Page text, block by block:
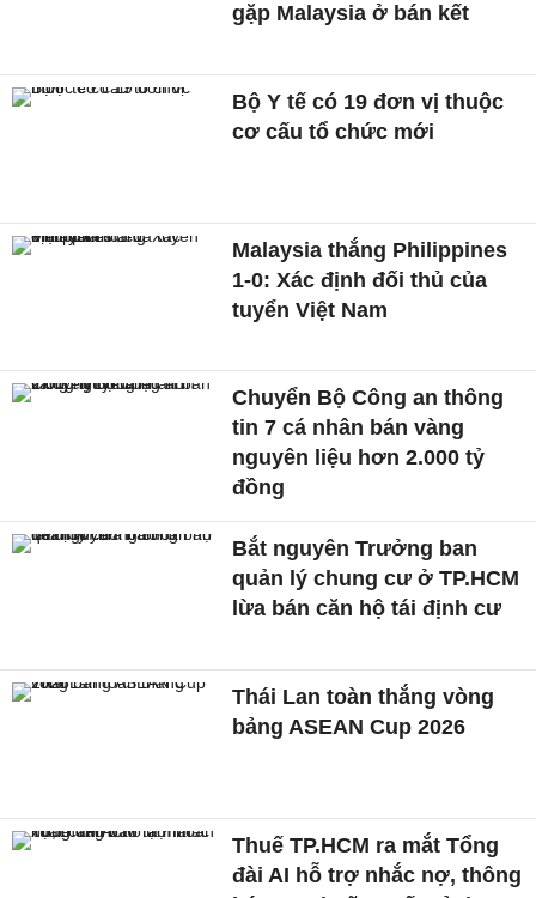
gặp Malaysia ở bán kết
Bộ Y tế có 19 đơn vị thuộc
cơ cấu tổ chức mới
Malaysia thắng Philippines
1-0: Xác định đối thủ của
tuyển Việt Nam
Chuyển Bộ Công an thông
tin 7 cá nhân bán vàng
nguyên liệu hơn 2.000 tỷ
đồng
Bắt nguyên Trưởng ban
quản lý chung cư ở TP.HCM
lừa bán căn hộ tái định cư
Thái Lan toàn thắng vòng
bảng ASEAN Cup 2026
Thuế TP.HCM ra mắt Tổng
đài AI hỗ trợ nhắc nợ, thông